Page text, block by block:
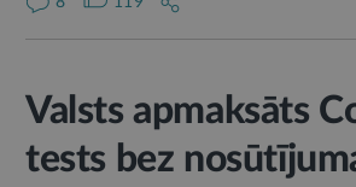
Valsts apmaksāts
tests bez